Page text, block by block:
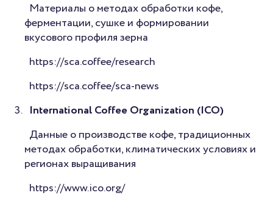
Материалы о методах обработки кофе,
ферментации, сушке и формировании
вкусового профиля зерна
https://sca.coffee/research
https://sca.coffee/sca-news
International Coffee Organization (ICO)
Данные о производстве кофе, традиционных
методах обработки, климатических условиях и
регионах выращивания
https://www.ico.org/